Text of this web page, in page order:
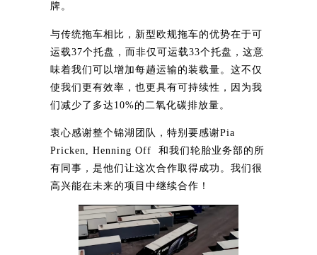
牌。
与传统拖车相比，新型欧规拖车的优势在于可
运载37个托盘，而非仅可运载33个托盘，这意
味着我们可以增加每趟运输的装载量。这不仅
使我们更有效率，也更具有可持续性，因为我
们减少了多达10%的二氧化碳排放量。
衷心感谢整个锦湖团队，特别要感谢Pia
Pricken, Henning Off 和我们轮胎业务部的所
有同事，是他们让这次合作取得成功。我们很
高兴能在未来的项目中继续合作！